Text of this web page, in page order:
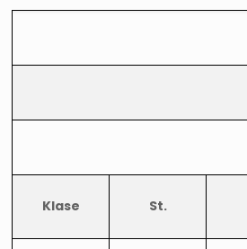
Klase St.